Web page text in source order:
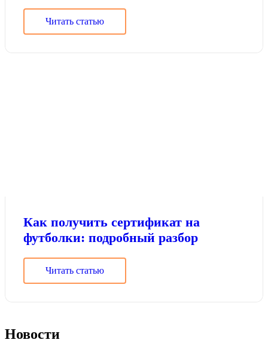
Читать статью
Как получить сертификат на
футболки: подробный разбор
Читать статью
Новости